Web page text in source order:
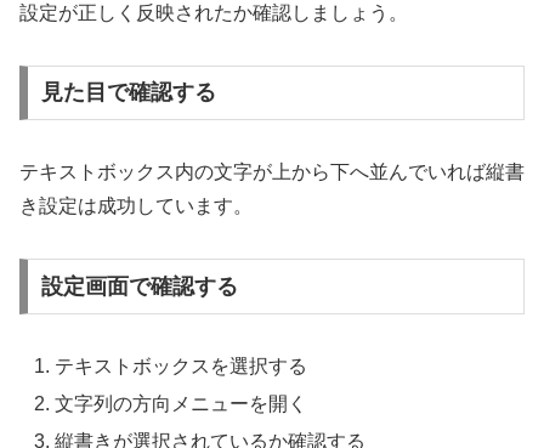
設定が正しく反映されたか確認しましょう。
見た目で確認する
テキストボックス内の文字が上から下へ並んでいれば縦書
き設定は成功しています。
設定画面で確認する
テキストボックスを選択する
文字列の方向メニューを開く
縦書きが選択されているか確認する